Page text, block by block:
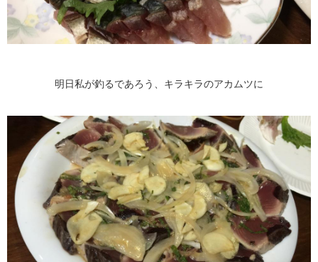
明日私が釣るであろう、キラキラのアカムツに